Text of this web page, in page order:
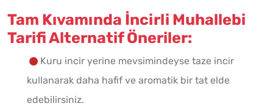
Tam Kıvamında İncirli Muhallebi
Tarifi Alternatif Öneriler:
Kuru incir yerine mevsimindeyse taze incir
kullanarak daha hafif ve aromatik bir tat elde
edebilirsiniz.